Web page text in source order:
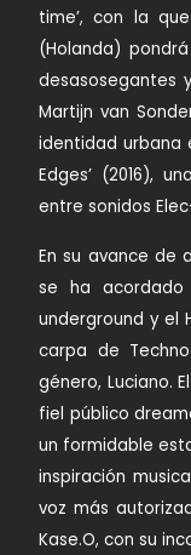
time’, con la
(Holanda)
desasosegantes
Martijn van
identidad urbana
Edges’ (2016),
entre sonidos
En su avance de
se ha
underground y el
carpa de
género, Luciano.
fiel público
un formidable
inspiración
voz más
Kase.O, con su